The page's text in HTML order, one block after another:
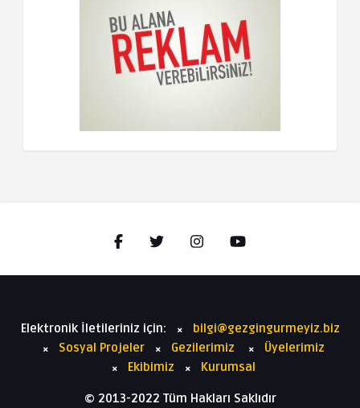
Elektronik İletileriniz için:
bilgi@gezgingurmeyiz.biz
Sosyal Projeler
Gezilerimiz
Üyelerimiz
Ekibimiz
Kurumsal
© 2013-2022 Tüm Hakları Saklıdır